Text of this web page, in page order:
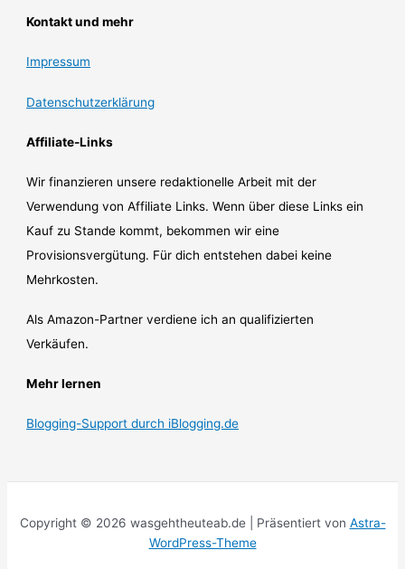
Kontakt und mehr
Impressum
Datenschutzerklärung
Affiliate-Links
Wir finanzieren unsere redaktionelle Arbeit mit der
Verwendung von Affiliate Links. Wenn über diese Links ein
Kauf zu Stande kommt, bekommen wir eine
Provisionsvergütung. Für dich entstehen dabei keine
Mehrkosten.
Als Amazon-Partner verdiene ich an qualifizierten
Verkäufen.
Mehr lernen
Blogging-Support durch iBlogging.de
Copyright © 2026 wasgehtheuteab.de | Präsentiert von Astra-
WordPress-Theme